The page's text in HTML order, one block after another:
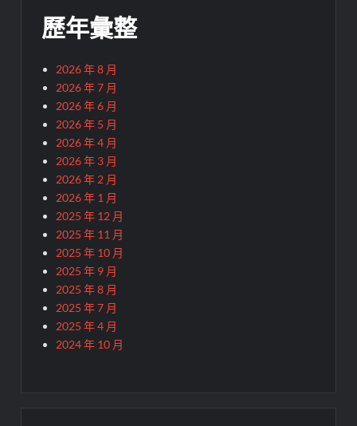
歷年彙整
2026 年 8 月
2026 年 7 月
2026 年 6 月
2026 年 5 月
2026 年 4 月
2026 年 3 月
2026 年 2 月
2026 年 1 月
2025 年 12 月
2025 年 11 月
2025 年 10 月
2025 年 9 月
2025 年 8 月
2025 年 7 月
2025 年 4 月
2024 年 10 月